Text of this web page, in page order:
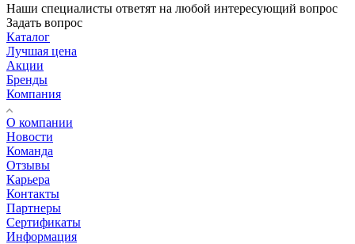
Наши специалисты ответят на любой интересующий вопрос
Задать вопрос
Каталог
Лучшая цена
Акции
Бренды
Компания
О компании
Новости
Команда
Отзывы
Карьера
Контакты
Партнеры
Сертификаты
Информация